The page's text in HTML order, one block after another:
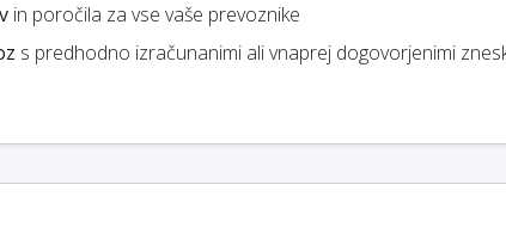
in poročila za vse vaše prevoznike
s predhodno izračunanimi ali vnaprej dogovorjenimi